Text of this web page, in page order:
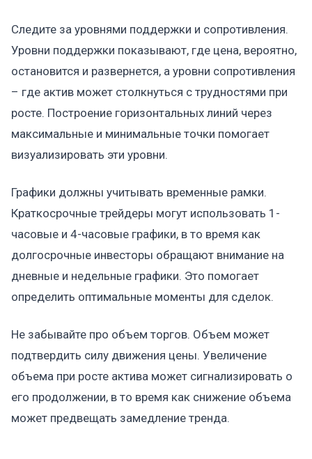
Следите за уровнями поддержки и сопротивления.
Уровни поддержки показывают, где цена, вероятно,
остановится и развернется, а уровни сопротивления
– где актив может столкнуться с трудностями при
росте. Построение горизонтальных линий через
максимальные и минимальные точки помогает
визуализировать эти уровни.
Графики должны учитывать временные рамки.
Краткосрочные трейдеры могут использовать 1-
часовые и 4-часовые графики, в то время как
долгосрочные инвесторы обращают внимание на
дневные и недельные графики. Это помогает
определить оптимальные моменты для сделок.
Не забывайте про объем торгов. Объем может
подтвердить силу движения цены. Увеличение
объема при росте актива может сигнализировать о
его продолжении, в то время как снижение объема
может предвещать замедление тренда.